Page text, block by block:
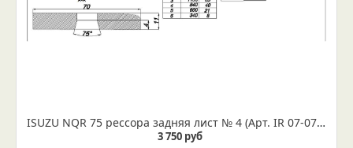
ISUZU NQR 75 рессора задняя лист № 4 (Арт. IR 07-07-04)
3 750 руб